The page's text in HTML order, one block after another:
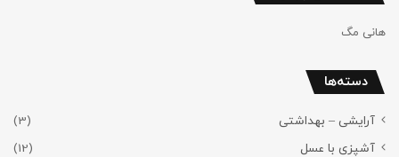
هانی مگ
دسته‌ها
آرایشی – بهداشتی
(3)
آشپزی با عسل
(12)